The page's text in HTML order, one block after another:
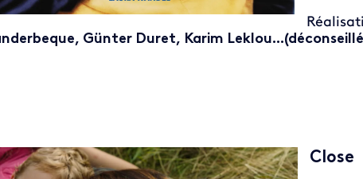
Günter Duret, Karim
Close